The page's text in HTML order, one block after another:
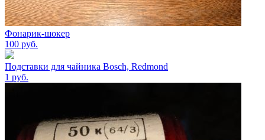
Фонарик-шокер
100 руб.
Подставки для чайника Bosch, Redmond
1 руб.